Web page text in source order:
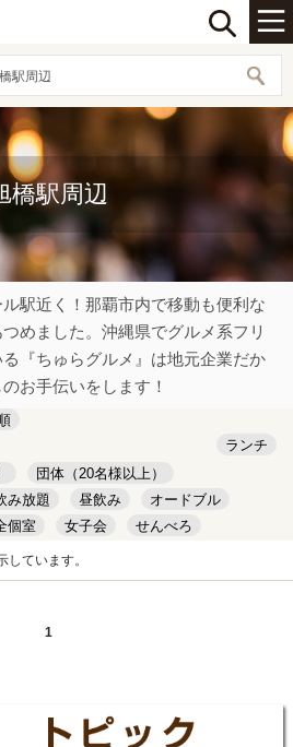
駅周辺
橋駅周辺
ル駅近く！那覇市内で移動も便利な
めました。沖縄県でグルメ系フリ
『ちゅらグルメ』は地元企業だか
お手伝いをします！
ランチ
団体（20名様以上）
み放題 昼飲み
オードブル
個室 女子会
せんべろ
ート
ています。
1